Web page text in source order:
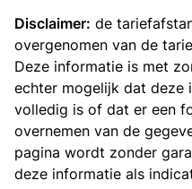
Disclaimer: de
overgenomen van de
Deze informatie is met
echter mogelijk dat deze
volledig is of dat er een
overnemen van de
pagina wordt zonder
deze informatie als